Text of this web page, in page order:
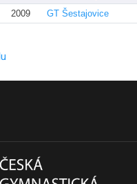
2009 GT Šestajovice